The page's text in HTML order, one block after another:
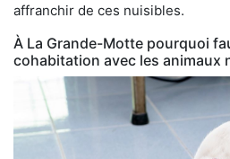
affranchir de ces nuisibles.
À La Grande-Motte pourquoi
cohabitation avec les animaux